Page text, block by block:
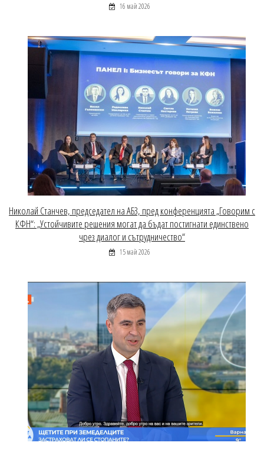
16 май 2026
Николай Станчев, председател на АБЗ, пред конференцията „Говорим с
КФН“: „Устойчивите решения могат да бъдат постигнати единствено
чрез диалог и сътрудничество“
15 май 2026